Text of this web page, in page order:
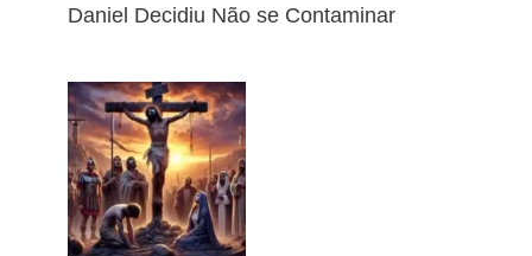
Daniel Decidiu Não se Contaminar